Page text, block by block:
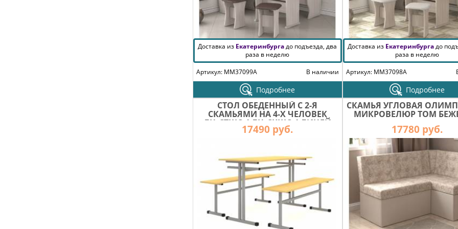
Доставка из Екатеринбургадо подъезда, два
раза в неделю
Артикул: MM37099A
В наличии
Подробнее
Доставка из Екатеринбургадо
раза в неделю
Артикул: MM37098A
Подробнее
СТОЛ ОБЕДЕННЫЙ С 2-Я
СКАМЬЯМИ НА 4-Х ЧЕЛОВЕК
ЛЦ.СТШС-4 ЛЦ.СКШС-4 ЛИЦЕЙ
17490 руб.
СКАМЬЯ УГЛОВАЯ
МИКРОВЕЛЮР ТОМ
17780 руб.